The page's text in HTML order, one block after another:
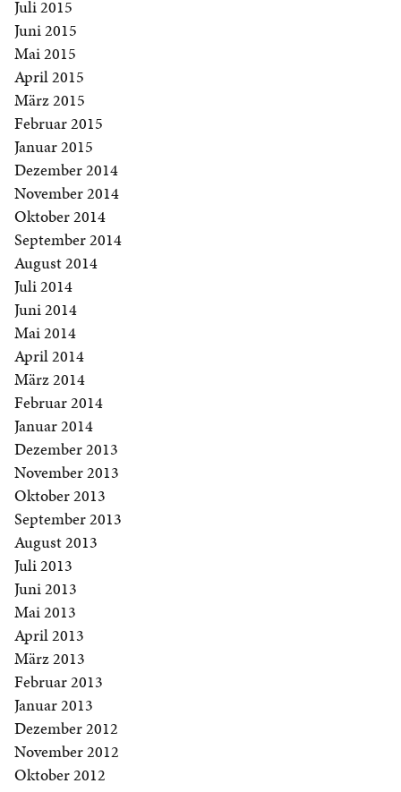
Juli 2015
Juni 2015
Mai 2015
April 2015
März 2015
Februar 2015
Januar 2015
Dezember 2014
November 2014
Oktober 2014
September 2014
August 2014
Juli 2014
Juni 2014
Mai 2014
April 2014
März 2014
Februar 2014
Januar 2014
Dezember 2013
November 2013
Oktober 2013
September 2013
August 2013
Juli 2013
Juni 2013
Mai 2013
April 2013
März 2013
Februar 2013
Januar 2013
Dezember 2012
November 2012
Oktober 2012